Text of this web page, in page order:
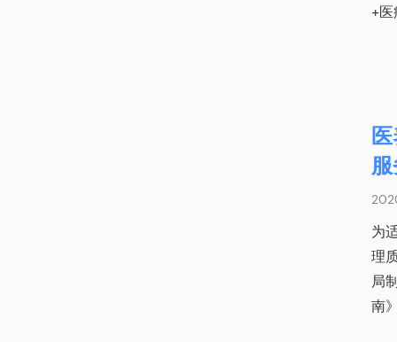
+
为
理
局
南